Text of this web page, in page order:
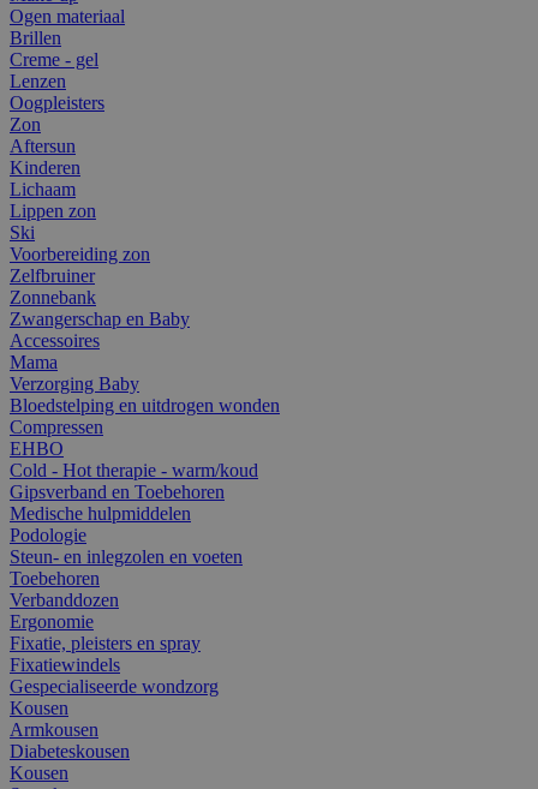
Ogen materiaal
Brillen
Creme - gel
Lenzen
Oogpleisters
Zon
Aftersun
Kinderen
Lichaam
Lippen zon
Ski
Voorbereiding zon
Zelfbruiner
Zonnebank
Zwangerschap en Baby
Accessoires
Mama
Verzorging Baby
Bloedstelping en uitdrogen wonden
Compressen
EHBO
Cold - Hot therapie - warm/koud
Gipsverband en Toebehoren
Medische hulpmiddelen
Podologie
Steun- en inlegzolen en voeten
Toebehoren
Verbanddozen
Ergonomie
Fixatie, pleisters en spray
Fixatiewindels
Gespecialiseerde wondzorg
Kousen
Armkousen
Diabeteskousen
Kousen